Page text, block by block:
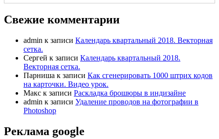
Свежие комментарии
admin к записи Календарь квартальный 2018. Векторная
сетка.
Сергей к записи Календарь квартальный 2018.
Векторная сетка.
Парниша к записи Как сгенерировать 1000 штрих кодов
на карточки. Видео урок.
Макс к записи Раскладка брошюры в индизайне
admin к записи Удаление проводов на фотографии в
Photoshop
Реклама google